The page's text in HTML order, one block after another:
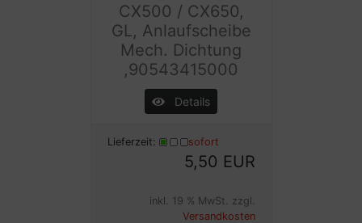
CX500 / CX650,
GL, Anlaufscheibe
Mech. Dichtung
,90543415000
Details
Lieferzeit: sofort
5,50 EUR
inkl. 19 % MwSt. zzgl.
Versandkosten